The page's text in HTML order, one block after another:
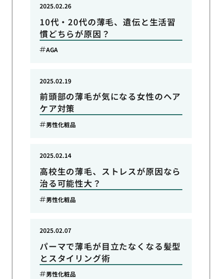
10代・20代の薄毛、遺伝と生活習
慣どちらが原因？
2025.02.26
AGA
前頭部の薄毛が気になる女性のヘア
ケア対策
2025.02.19
男性化粧品
高校生の薄毛、ストレスが原因なら
治る可能性大？
2025.02.14
男性化粧品
パーマで薄毛が目立たなくなる髪型
とスタイリング術
2025.02.07
男性化粧品